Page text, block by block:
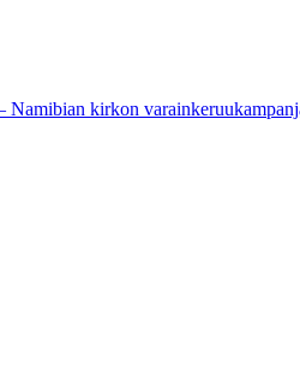
Namibian kirkon